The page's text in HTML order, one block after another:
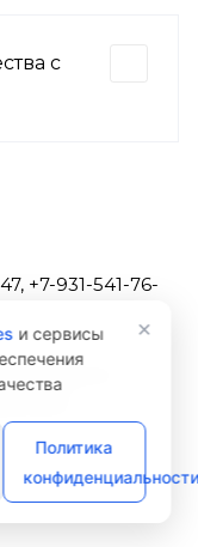
с
+7-931-541-76-
звонок
и сервисы
Политика
конфиденциальности
×